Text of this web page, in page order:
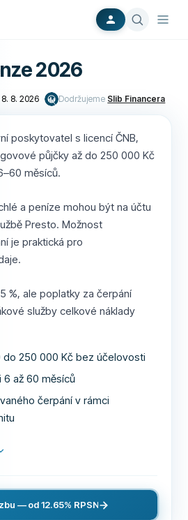
2026
8. 8. 2026 Dodržujeme Slib Financera
poskytovatel s licencí ČNB,
půjčky až do 250 000 Kč
měsíců.
a peníze mohou být na účtu
Presto. Možnost
je praktická pro
%, ale poplatky za čerpání
služby celkové náklady
do 250 000 Kč bez účelovosti
6 až 60 měsíců
čerpání v rámci
— od 12.65% RPSN